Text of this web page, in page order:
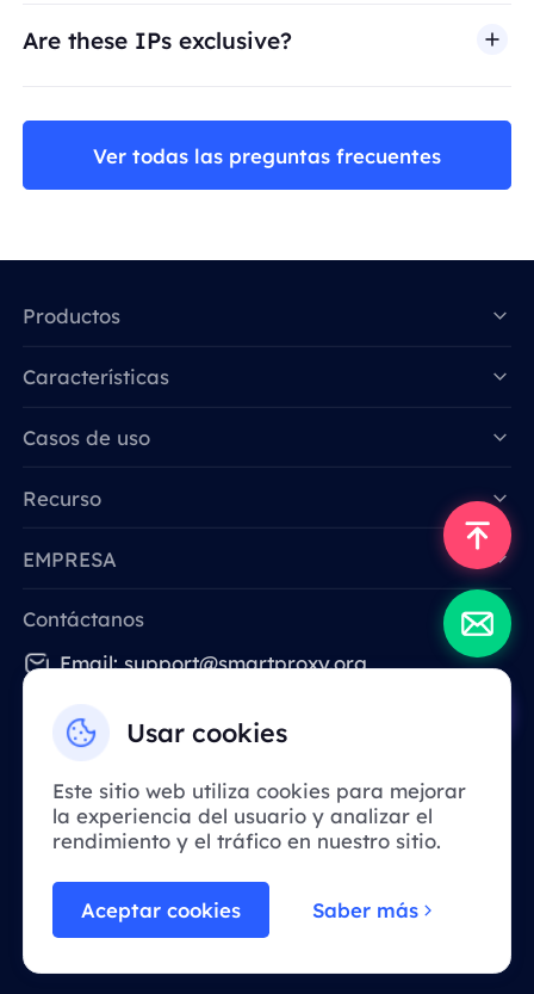
Are these IPs exclusive?
Ver todas las preguntas frecuentes
Usar cookies
Este sitio web utiliza cookies para mejorar
la experiencia del usuario y analizar el
rendimiento y el tráfico en nuestro sitio.
Aceptar cookies Saber más
Productos
Características
Casos de uso
Recurso
EMPRESA
Contáctanos
Email: support@smartproxy.org
Debido a la política, este servicio no está
por su comprensión!